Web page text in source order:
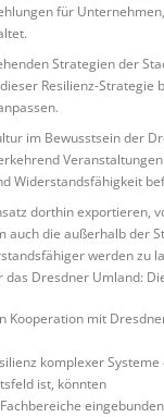
für
Strategien der
Resilienz-Strategie
im Bewusstsein der
Widerstandsfähigkeit
dorthin exportieren,
auch die außerhalb der
werden zu
das Dresdner Umland:
Kooperation mit
komplexer Systeme
ist, könnten